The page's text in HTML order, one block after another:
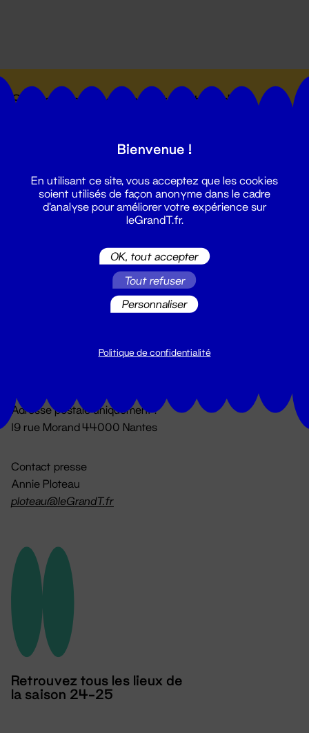
Suivez toutes les actualités du
Du lundi au vendredi 14h → 18h
Adresse postale uniquement :
19 rue Morand 44000 Nantes
Contact presse
Annie Ploteau
ploteau@leGrandT.fr
Retrouvez tous les lieux de
la saison 24-25
Bienvenue !
En utilisant ce site, vous acceptez que les cookies
soient utilisés de façon anonyme dans le cadre
d'analyse pour améliorer votre expérience sur
leGrandT.fr.
OK, tout accepter
Tout refuser
Personnaliser
Politique de confidentialité